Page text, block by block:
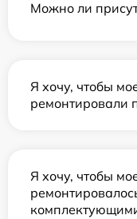
Можно ли
Я хочу, чтобы
ремонтировали
Я хочу, чтобы